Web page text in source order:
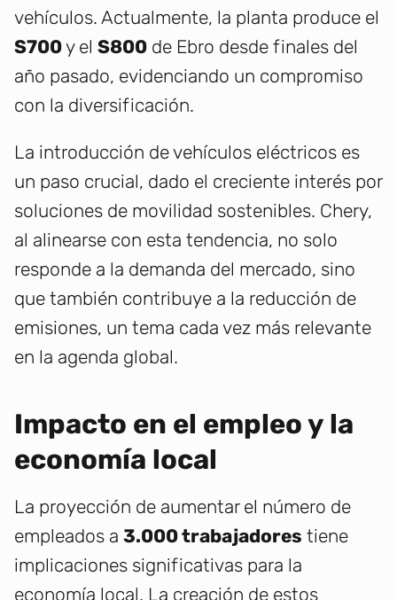
vehículos. Actualmente, la planta produce el
S700y el S800 de Ebro desde finales del
año pasado, evidenciando un compromiso
con la diversificación.
La introducción de vehículos eléctricos es
un paso crucial, dado el creciente interés por
soluciones de movilidad sostenibles. Chery,
al alinearse con esta tendencia, no solo
responde a la demanda del mercado, sino
que también contribuye a la reducción de
emisiones, un tema cada vez más relevante
en la agenda global.
Impacto en el empleo y la
economía local
La proyección de aumentar el número de
empleados a 3.000 trabajadores tiene
implicaciones significativas para la
economía local. La creación de estos